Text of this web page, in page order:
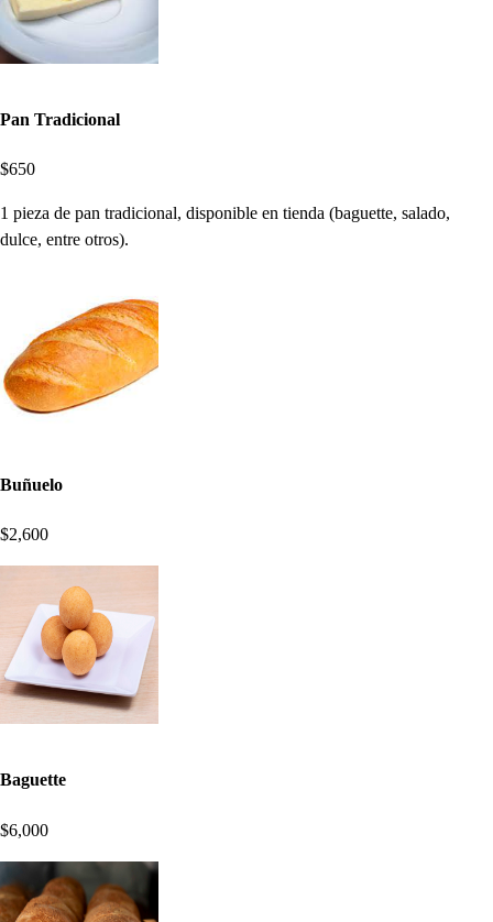
Pan Tradicional
$650
1 pieza de pan tradicional, disponible en tienda (baguette, salado,
dulce, entre otros).
Buñuelo
$2,600
Baguette
$6,000